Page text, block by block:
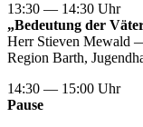
13:30 — 14:30 Uhr
„Bedeutung der
Herr Stieven Mewald
Region Barth,
14:30 — 15:00 Uhr
Pause